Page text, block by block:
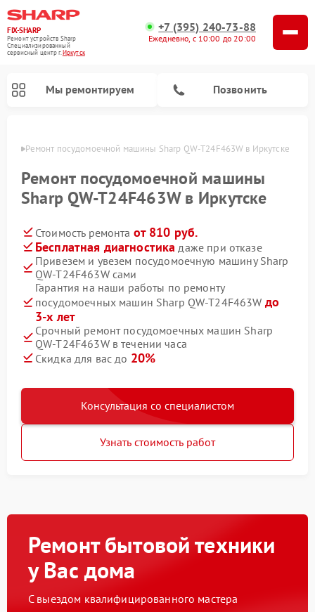
FIX-SHARP
Ремонт устройств Sharp
Специализированный
cервисный центр г.Иркутск
+7 (395) 240-73-88
Ежедневно, с 10:00 до 20:00
Мы ремонтируем Позвонить
Ремонт посудомоечной машины Sharp QW-T24F463W в Иркутске
Ремонт посудомоечной машины
Sharp QW-T24F463W в Иркутске
Стоимость ремонта от 810 руб.
Бесплатная диагностика даже при отказе
Привезем и увезем посудомоечную машину Sharp
QW-T24F463W сами
Гарантия на наши работы по ремонту
посудомоечных машин Sharp QW-T24F463W до
3-х лет
Срочный ремонт посудомоечных машин Sharp
QW-T24F463W в течении часа
Скидка для вас до 20%
Консультация со специалистом
Узнать стоимость работ
Ремонт бытовой техники
у Вас дома
С выездом квалифицированного мастера